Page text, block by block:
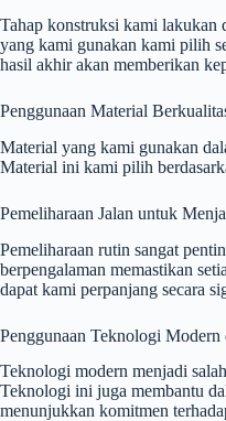
Tahap konstruksi kami lakukan
yang kami gunakan kami pilih
hasil akhir akan memberikan
Penggunaan Material
Material yang kami gunakan
Material ini kami pilih
Pemeliharaan Jalan untuk
Pemeliharaan rutin sangat
berpengalaman memastikan
dapat kami perpanjang secara
Penggunaan Teknologi Modern
Teknologi modern menjadi
Teknologi ini juga membantu
menunjukkan komitmen